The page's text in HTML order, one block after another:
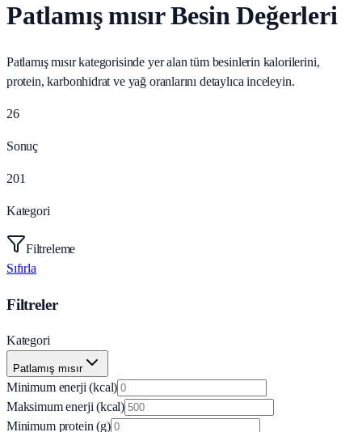
Patlamış mısır Besin Değerleri
Patlamış mısır kategorisinde yer alan tüm besinlerin kalorilerini,
protein, karbonhidrat ve yağ oranlarını detaylıca inceleyin.
26
Sonuç
201
Kategori
Filtreleme
Sıfırla
Filtreler
Kategori
Patlamış mısır
Minimum enerji (kcal)
Maksimum enerji (kcal)
Minimum protein (g)